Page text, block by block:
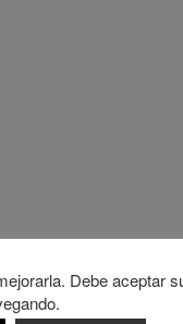
Debe aceptar